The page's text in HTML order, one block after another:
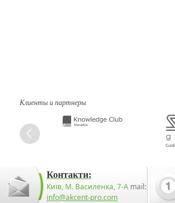
Клиенты и партнеры
Контакти:
Київ, М. Василенка, 7-А mail:
info@akcent-pro.com